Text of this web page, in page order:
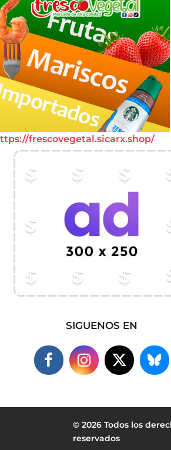
frescovegetal.sicarx.shop/
SIGUENOS EN
© 2026 Todos los
reservados